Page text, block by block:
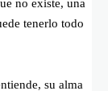
no existe, una
tenerlo todo
su alma